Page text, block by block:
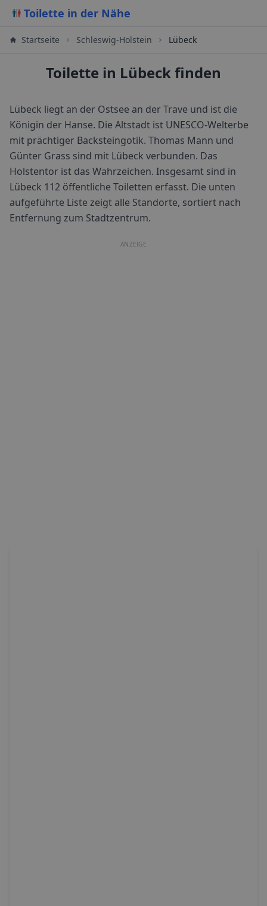
Toilette in der Nähe
Startseite Schleswig-Holstein Lübeck
Toilette in Lübeck finden
Lübeck liegt an der Ostsee an der Trave und ist die
Königin der Hanse. Die Altstadt ist UNESCO-Welterbe
mit prächtiger Backsteingotik. Thomas Mann und
Günter Grass sind mit Lübeck verbunden. Das
Holstentor ist das Wahrzeichen. Insgesamt sind in
Lübeck 112 öffentliche Toiletten erfasst. Die unten
aufgeführte Liste zeigt alle Standorte, sortiert nach
Entfernung zum Stadtzentrum.
ANZEIGE